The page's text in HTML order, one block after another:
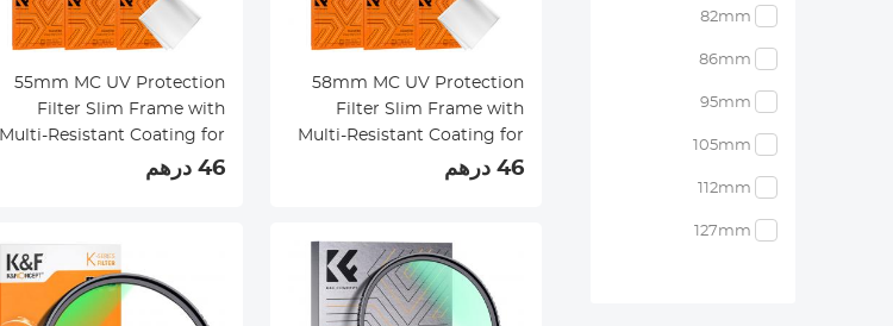
82mm
86mm
95mm
105mm
112mm
127mm
58mm MC UV Protection
Filter Slim Frame with
Multi-Resistant Coating for
Camera Lens Nano-Klear
46 درهم
55mm MC UV Protection
Filter Slim Frame with
Multi-Resistant Coating for
Camera Lens Nano-Klear
46 درهم